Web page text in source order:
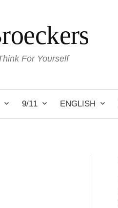
For Yourself
9/11 ENGLISH